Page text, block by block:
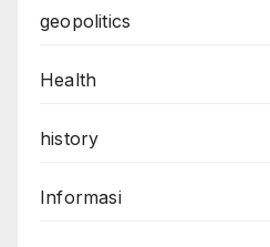
geopolitics
Health
history
Informasi